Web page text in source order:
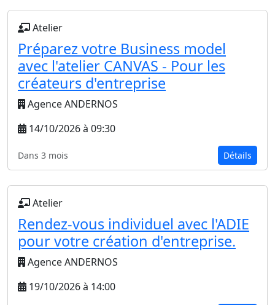
Atelier
Préparez votre Business model
avec l'atelier CANVAS - Pour les
créateurs d'entreprise
Agence ANDERNOS
14/10/2026 à 09:30
Dans 3 mois Détails
Atelier
Rendez-vous individuel avec l'ADIE
pour votre création d'entreprise.
Agence ANDERNOS
19/10/2026 à 14:00